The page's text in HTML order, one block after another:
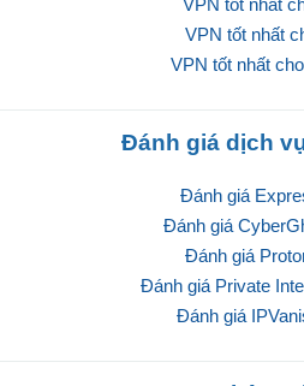
VPN tốt nhất
VPN tốt nhất
Đánh giá dịch
Đánh giá
Đánh giá
Đánh giá
Đánh giá Private
Đánh giá